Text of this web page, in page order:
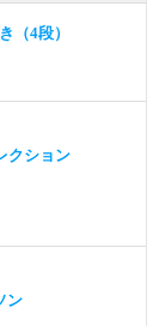
（4段）
クション
ン